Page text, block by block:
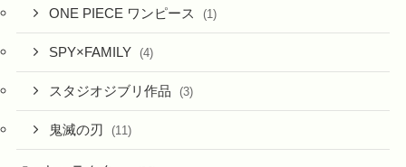
ONE PIECE ワンピース (1)
SPY×FAMILY (4)
スタジオジブリ作品 (3)
鬼滅の刃 (11)